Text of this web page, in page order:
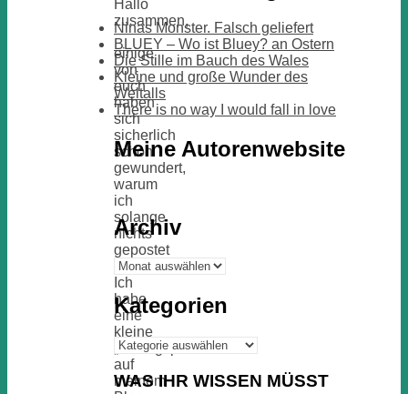
Hallo
zusammen,
einige
von
euch
haben
sich
sicherlich
schon
gewundert,
warum
ich
solange
nichts
gepostet
habe.
Ich
habe
eine
kleine
„Zwangspause“
auf
meinem
Ninas Monster. Falsch geliefert
BLUEY – Wo ist Bluey? an Ostern
Die Stille im Bauch des Wales
Kleine und große Wunder des
Weltalls
There is no way I would fall in love
Meine Autorenwebsite
Archiv
Archiv
Kategorien
Kategorien
WAS IHR WISSEN MÜSST